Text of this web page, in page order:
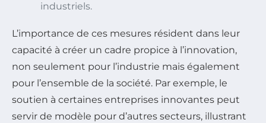
industriels.
L’importance de ces mesures résident dans leur
capacité à créer un cadre propice à l’innovation,
non seulement pour l’industrie mais également
pour l’ensemble de la société. Par exemple, le
soutien à certaines entreprises innovantes peut
servir de modèle pour d’autres secteurs, illustrant